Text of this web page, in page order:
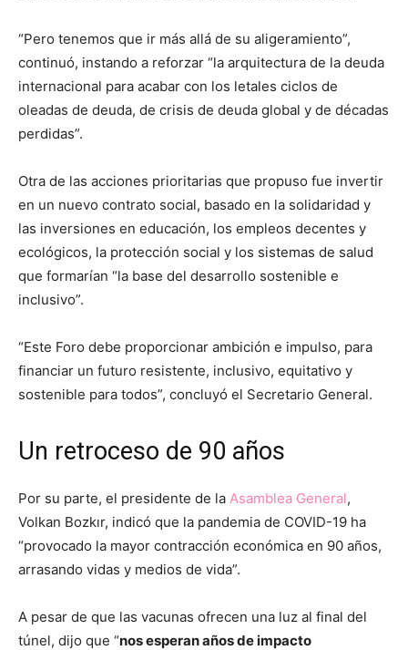
“Pero tenemos que ir más allá de su aligeramiento”,
continuó, instando a reforzar “la arquitectura de la deuda
internacional para acabar con los letales ciclos de
oleadas de deuda, de crisis de deuda global y de décadas
perdidas”.
Otra de las acciones prioritarias que propuso fue invertir
en un nuevo contrato social, basado en la solidaridad y
las inversiones en educación, los empleos decentes y
ecológicos, la protección social y los sistemas de salud
que formarían “la base del desarrollo sostenible e
inclusivo”.
“Este Foro debe proporcionar ambición e impulso, para
financiar un futuro resistente, inclusivo, equitativo y
sostenible para todos”, concluyó el Secretario General.
Un retroceso de 90 años
Por su parte, el presidente de la Asamblea General,
Volkan Bozkır, indicó que la pandemia de COVID-19 ha
“provocado la mayor contracción económica en 90 años,
arrasando vidas y medios de vida”.
A pesar de que las vacunas ofrecen una luz al final del
túnel, dijo que “nos esperan años de impacto